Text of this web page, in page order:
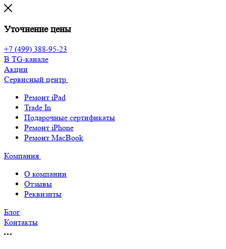
Уточнение цены
+7 (499) 388-95-23
В TG-канале
Акции
Сервисный центр
Ремонт iPad
Trade In
Подарочные сертификаты
Ремонт iPhone
Ремонт MacBook
Компания
О компании
Отзывы
Реквизиты
Блог
Контакты